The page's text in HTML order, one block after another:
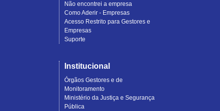
Não encontrei a empresa
Como Aderir - Empresas
Acesso Restrito para Gestores e
Empresas
Suporte
Institucional
Órgãos Gestores e de
Monitoramento
Ministério da Justiça e Segurança
Pública